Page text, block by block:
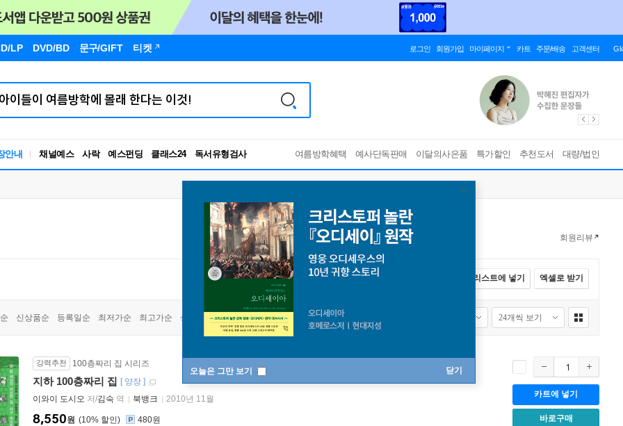
LP DVD/BD 문구/GIFT 티켓 로그인 회원가입 마이페이지 카트 주문/배송 고객센터
안내 채널예스 사락 예스펀딩 클래스24
독서유형검사
RBTI Lab
독서유형검사
여름방학혜택 예사단독판매 이달의사은품 특가할인 추천도서 대량/법인
오늘은 그만 보기 닫기
회원리뷰
전체선택 카트에 넣기 리스트에 넣기 엑셀로 받기
신상품순 등록일순 최저가순 최고가순 상품명순
강력추천 100층짜리 집 시리즈
지하 100층짜리 집 [ 양장 ]
이와이 도시오 저/김숙 역 북뱅크 2010년 11월
10%
8,550원
480원
카트에 넣기
바로구매